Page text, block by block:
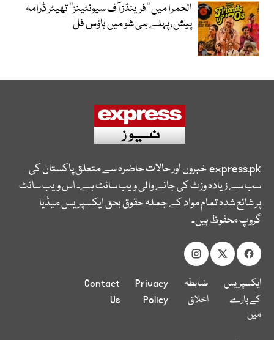
الحمرا میں ’’فرینڈز آف سیونٹینز‘‘ تھیٹر ڈرامہ
پیش، پہلے ہی شو میں ہاؤس فل
express.pkخبروں اور حالات حاضرہ سے متعلق پاکستان کی
سب سے زیادہ وزٹ کی جانے والی ویب سائٹ ہے۔ اس ویب سائٹ
پر شائع شدہ تمام مواد کے جملہ حقوق بحق ایکسپریس میڈیا
گروپ محفوظ ہیں۔
ایکسپریس
کے بارے
میں
ضابطہ
اخلاق
Privacy
Policy
Contact
Us